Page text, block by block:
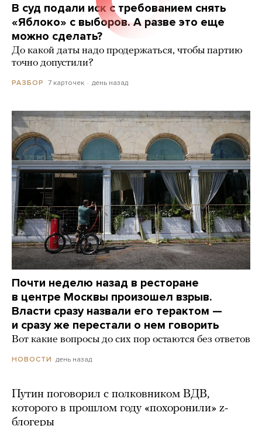
В суд подали иск с требованием снять
«Яблоко» с выборов. А разве это еще
можно сделать?
До какой даты надо продержаться, чтобы партию
точно допустили?
РАЗБОР 7 карточек день назад
Почти неделю назад в ресторане
в центре Москвы произошел взрыв.
Власти сразу назвали его терактом —
и сразу же перестали о нем говорить
Вот какие вопросы до сих пор остаются без ответов
НОВОСТИ день назад
Путин поговорил с полковником ВДВ,
которого в прошлом году «похоронили» z-
блогеры